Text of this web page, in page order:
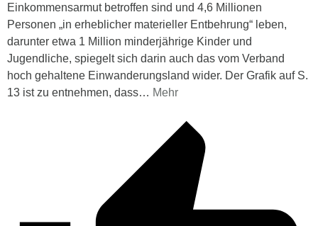
Einkommensarmut betroffen sind und 4,6 Millionen
Personen „in erheblicher materieller Entbehrung“ leben,
darunter etwa 1 Million minderjährige Kinder und
Jugendliche, spiegelt sich darin auch das vom Verband
hoch gehaltene Einwanderungsland wider. Der Grafik auf S.
13 ist zu entnehmen, dass… Mehr